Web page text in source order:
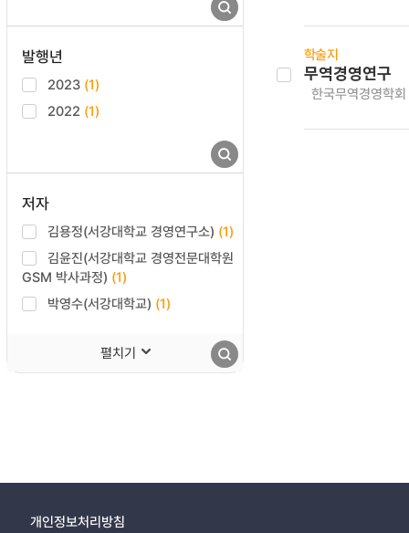
발행년
2023 (1)
2022 (1)
저자
김용정(서강대학교 경영연구소) (1)
김윤진(서강대학교 경영전문대학원
GSM 박사과정) (1)
박영수(서강대학교) (1)
펼치기
학술지
무역경영연구
한국무역경영학회
개인정보처리방침